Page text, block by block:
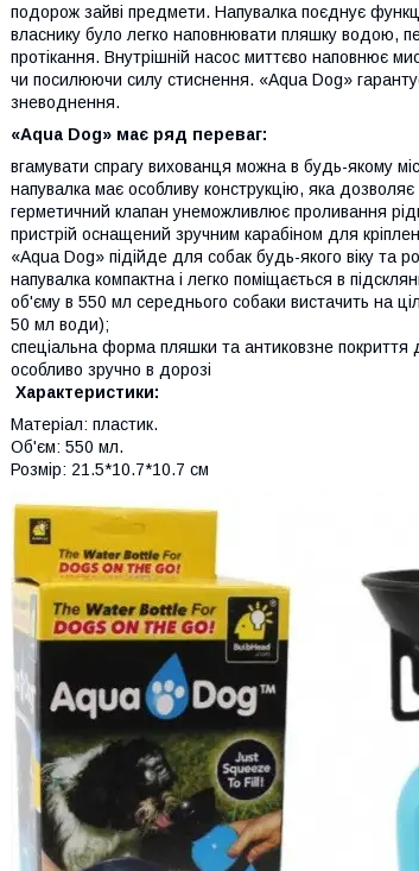
подорож зайві предмети. Напувалка поєднує
власнику було легко наповнювати пляшку водою,
протікання. Внутрішній насос миттєво наповнює
чи посилюючи силу стиснення. «Aqua Dog»
зневоднення.
«Aqua Dog» має ряд переваг:
вгамувати спрагу вихованця можна в будь-якому
напувалка має особливу конструкцію, яка
герметичний клапан унеможливлює проливання
пристрій оснащений зручним карабіном для
«Aqua Dog» підійде для собак будь-якого віку та
напувалка компактна і легко поміщається в
об'єму в 550 мл середнього собаки вистачить на
50 мл води);
спеціальна форма пляшки та антиковзне
особливо зручно в дорозі
Характеристики:
Матеріал: пластик.
Об'єм: 550 мл.
Розмір: 21.5*10.7*10.7 см